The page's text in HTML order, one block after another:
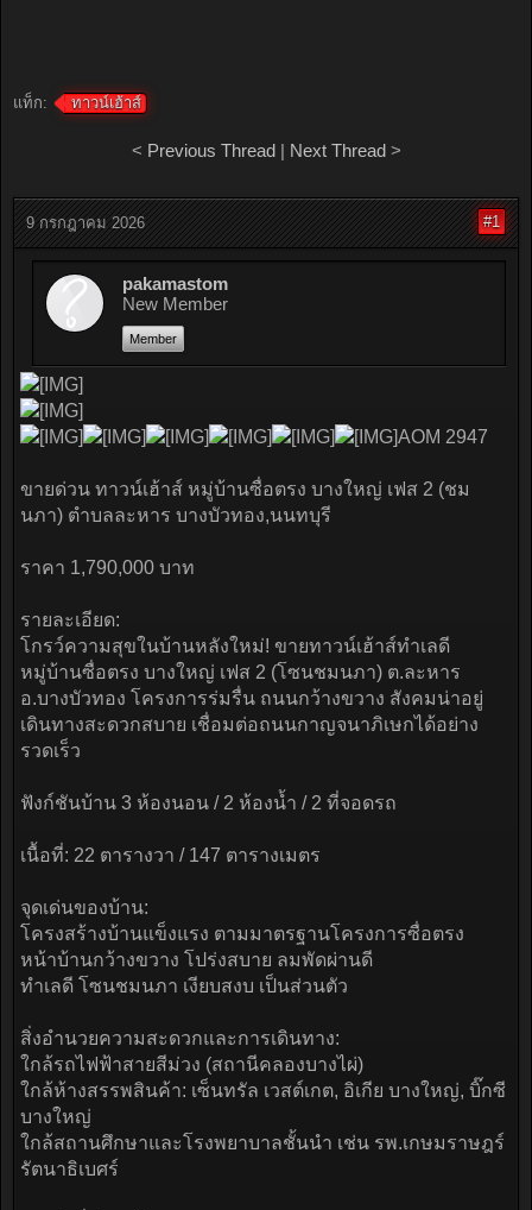
แท็ก: ทาวน์เฮ้าส์
< Previous Thread| Next Thread>
9 กรกฎาคม 2026 #1
pakamastom
New Member
Member
AOM 2947
ขายด่วน ทาวน์เฮ้าส์ หมู่บ้านซื่อตรง บางใหญ่ เฟส 2 (ชม
นภา) ตำบลละหาร บางบัวทอง,นนทบุรี
ราคา 1,790,000 บาท
รายละเอียด:
โกรว์ความสุขในบ้านหลังใหม่! ขายทาวน์เฮ้าส์ทำเลดี
หมู่บ้านซื่อตรง บางใหญ่ เฟส 2 (โซนชมนภา) ต.ละหาร
อ.บางบัวทอง โครงการร่มรื่น ถนนกว้างขวาง สังคมน่าอยู่
เดินทางสะดวกสบาย เชื่อมต่อถนนกาญจนาภิเษกได้อย่าง
รวดเร็ว
ฟังก์ชันบ้าน 3 ห้องนอน / 2 ห้องน้ำ / 2 ที่จอดรถ
เนื้อที่: 22 ตารางวา / 147 ตารางเมตร
จุดเด่นของบ้าน:
โครงสร้างบ้านแข็งแรง ตามมาตรฐานโครงการซื่อตรง
หน้าบ้านกว้างขวาง โปร่งสบาย ลมพัดผ่านดี
ทำเลดี โซนชมนภา เงียบสงบ เป็นส่วนตัว
สิ่งอำนวยความสะดวกและการเดินทาง:
ใกล้รถไฟฟ้าสายสีม่วง (สถานีคลองบางไผ่)
ใกล้ห้างสรรพสินค้า: เซ็นทรัล เวสต์เกต, อิเกีย บางใหญ่, บิ๊กซี
บางใหญ่
ใกล้สถานศึกษาและโรงพยาบาลชั้นนำ เช่น รพ.เกษมราษฎร์
รัตนาธิเบศร์